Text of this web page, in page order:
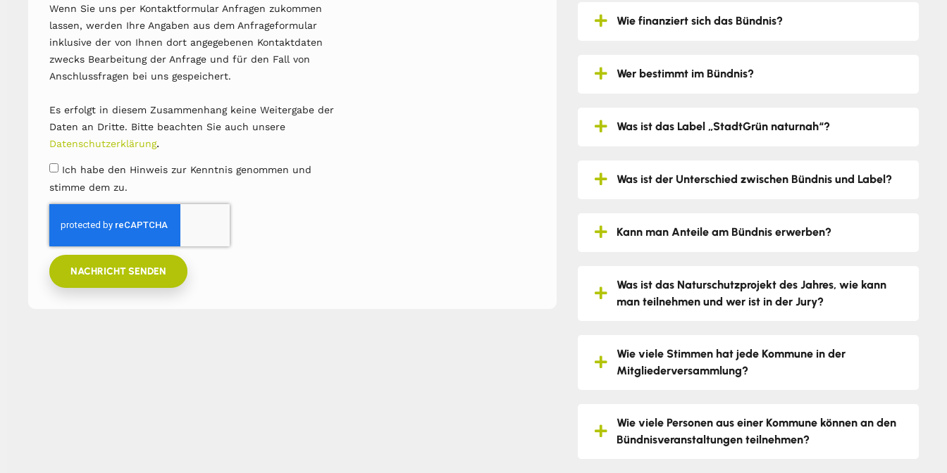
Wenn Sie uns per Kontaktformular Anfragen zukommen
lassen, werden Ihre Angaben aus dem Anfrageformular
inklusive der von Ihnen dort angegebenen Kontaktdaten
zwecks Bearbeitung der Anfrage und für den Fall von
Anschlussfragen bei uns gespeichert.
Es erfolgt in diesem Zusammenhang keine Weitergabe der
Daten an Dritte. Bitte beachten Sie auch unsere
Datenschutzerklärung.
Ich habe den Hinweis zur Kenntnis genommen und
stimme dem zu.
NACHRICHT SENDEN
Wie finanziert sich das Bündnis?
Wer bestimmt im Bündnis?
Was ist das Label „StadtGrün naturnah“?
Was ist der Unterschied zwischen Bündnis und Label?
Kann man Anteile am Bündnis erwerben?
Was ist das Naturschutzprojekt des Jahres, wie kann
man teilnehmen und wer ist in der Jury?
Wie viele Stimmen hat jede Kommune in der
Mitgliederversammlung?
Wie viele Personen aus einer Kommune können an den
Bündnisveranstaltungen teilnehmen?